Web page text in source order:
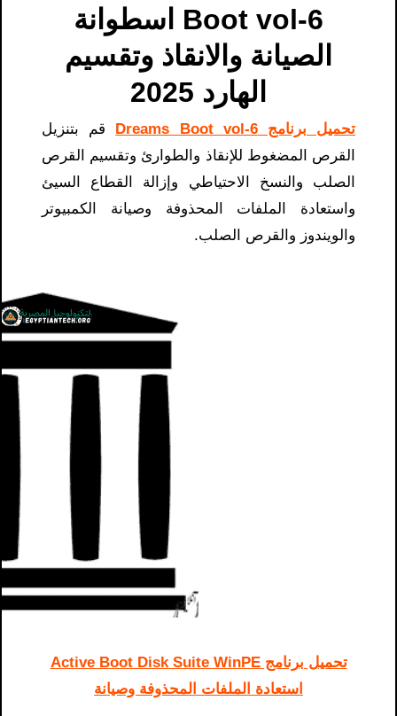
Boot vol-6 اسطوانة
الصيانة والانقاذ وتقسيم
الهارد 2025
تحميل برنامج Dreams Boot vol-6
قم بتنزيل
القرص المضغوط للإنقاذ والطوارئ وتقسيم القرص
الصلب والنسخ الاحتياطي وإزالة القطاع السيئ
واستعادة الملفات المحذوفة وصيانة الكمبيوتر
والويندوز والقرص الصلب.
تحميل برنامج Active Boot Disk Suite WinPE
استعادة الملفات المحذوفة وصيانة